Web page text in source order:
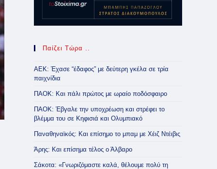
Παίζει Τώρα ..
ΑΕΚ: Έχασε “έδαφος” με δεύτερη γκέλα σε τρία
παιχνίδια
ΠΑΟΚ: Και πάλι πρώτος με ωραίο ποδόσφαιρο
ΠΑΟΚ: Έβγαλε την υποχρέωση και στρέφει το
βλέμμα του σε Κηφισιά και Ολυμπιακό
Παναθηναϊκός: Και επίσημο το μπαμ με Χέιζ Ντέιβις
Άρης: Και επίσημα τέλος ο Άλβαρο
Σάκοτα: «Γνωριζόμαστε καλά, θέλουμε πολύ τη